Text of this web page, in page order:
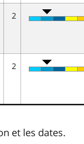
2
2
et les dates.